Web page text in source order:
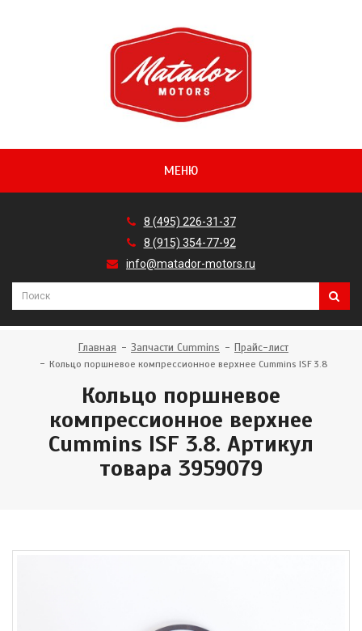
МЕНЮ
8 (495) 226-31-37
8 (915) 354-77-92
info@matador-motors.ru
Главная Запчасти Cummins Прайс-лист
Кольцо поршневое компрессионное верхнее Cummins ISF 3.8
Кольцо поршневое
компрессионное верхнее
Cummins ISF 3.8. Артикул
товара 3959079